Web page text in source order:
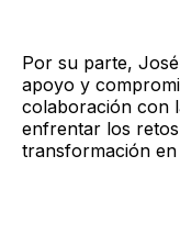
Por su parte,
apoyo y
colaboración con
enfrentar los
transformación